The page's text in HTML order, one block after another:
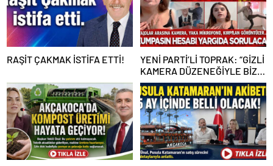
RAŞİT ÇAKMAK İSTİFA ETTİ!
YENİ PARTİ’Lİ TOPRAK: “GİZLİ
KAMERA DÜZENEĞİYLE BİZE
ALGI OPERASYONU YAPILDI”